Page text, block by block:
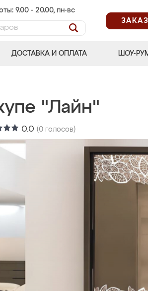
9.00 - 20.00, пн-вс
ДОСТАВКА И ОПЛАТА ШОУ-
"Лайн"
0.0 (0 голосов)